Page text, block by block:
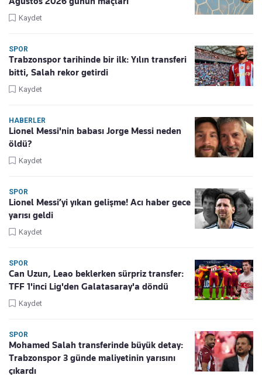
Kaydet
SPOR
Trabzonspor tarihinde bir ilk: Yılın transferi
bitti, Salah rekor getirdi
Kaydet
HABERLER
Lionel Messi'nin babası Jorge Messi neden
öldü?
Kaydet
SPOR
Lionel Messi’yi yıkan gelişme! Acı haber gece
yarısı geldi
Kaydet
SPOR
Can Uzun, Leao beklerken sürpriz transfer:
TFF 1'inci Lig'den Galatasaray'a döndü
Kaydet
SPOR
Mohamed Salah transferinde büyük detay:
Trabzonspor 3 günde maliyetinin yarısını
çıkardı